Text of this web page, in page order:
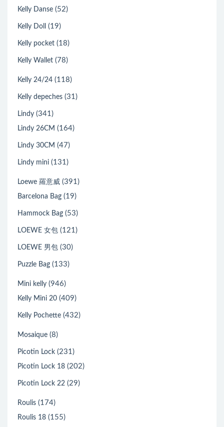
Kelly Danse (52)
Kelly Doll (19)
Kelly pocket (18)
Kelly Wallet (78)
Kelly 24/24 (118)
Kelly depeches (31)
Lindy (341)
Lindy 26CM (164)
Lindy 30CM (47)
Lindy mini (131)
Loewe 羅意威 (391)
Barcelona Bag (19)
Hammock Bag (53)
LOEWE 女包 (121)
LOEWE 男包 (30)
Puzzle Bag (133)
Mini kelly (946)
Kelly Mini 20 (409)
Kelly Pochette (432)
Mosaique (8)
Picotin Lock (231)
Picotin Lock 18 (202)
Picotin Lock 22 (29)
Roulis (174)
Roulis 18 (155)